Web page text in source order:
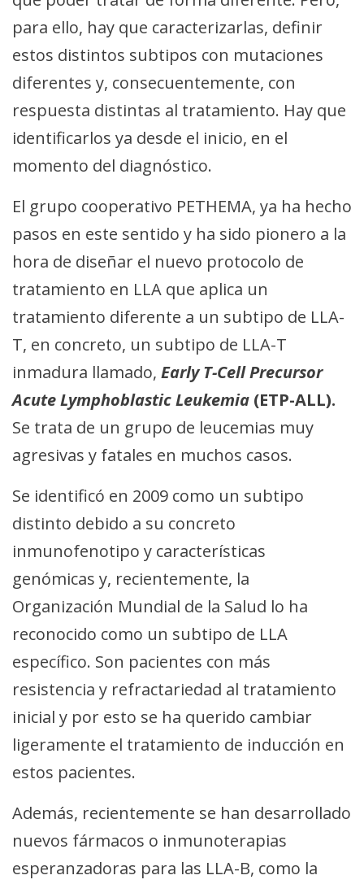
para ello, hay que caracterizarlas, definir
estos distintos subtipos con mutaciones
diferentes y, consecuentemente, con
respuesta distintas al tratamiento. Hay que
identificarlos ya desde el inicio, en el
momento del diagnóstico.
El grupo cooperativo PETHEMA, ya ha hecho
pasos en este sentido y ha sido pionero a la
hora de diseñar el nuevo protocolo de
tratamiento en LLA que aplica un
tratamiento diferente a un subtipo de LLA-
T, en concreto, un subtipo de LLA-T
inmadura llamado, Early T-Cell Precursor
Acute Lymphoblastic Leukemia (ETP-ALL).
Se trata de un grupo de leucemias muy
agresivas y fatales en muchos casos.
Se identificó en 2009 como un subtipo
distinto debido a su concreto
inmunofenotipo y características
genómicas y, recientemente, la
Organización Mundial de la Salud lo ha
reconocido como un subtipo de LLA
específico. Son pacientes con más
resistencia y refractariedad al tratamiento
inicial y por esto se ha querido cambiar
ligeramente el tratamiento de inducción en
estos pacientes.
Además, recientemente se han desarrollado
nuevos fármacos o inmunoterapias
esperanzadoras para las LLA-B, como la